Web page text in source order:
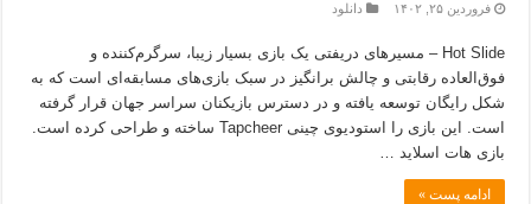
فروردین ۲۵, ۱۴۰۲ دانلود
Hot Slide – مسیرهای دریفتی یک بازی بسیار زیبا، سرگرم‌کننده و
فوق‌العاده رقابتی و چالش برانگیز در سبک بازی‌های مسابقه‌ای است که به
شکل رایگان توسعه یافته و در دسترس بازیکنان سراسر جهان قرار گرفته
است. این بازی را استودیوی چینی Tapcheer ساخته و طراحی کرده است.
بازی هات اسلاید …
ادامه پست »